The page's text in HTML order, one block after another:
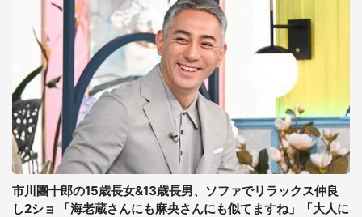
市川團十郎の15歳長女&13歳長男、ソファでリラックス仲良
し2ショ 「海老蔵さんにも麻央さんにも似てますね」「大人に